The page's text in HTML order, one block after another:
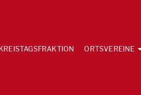
ORTSVEREINE